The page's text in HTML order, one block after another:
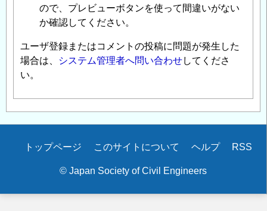
ので、プレビューボタンを使って間違いがない
か確認してください。
ユーザ登録またはコメントの投稿に問題が発生した
場合は、
システム管理者へ問い合わせしてくださ
い。
Secondary
トップページ このサイトについて ヘルプ RSS
© Japan Society of Civil Engineers